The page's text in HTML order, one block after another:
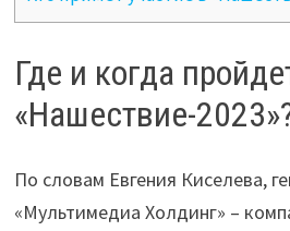
Где и когда
«Нашествие-
По словам Евгения Киселева,
«Мультимедиа Холдинг» –